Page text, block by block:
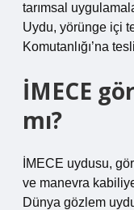
tarımsal
Uydu, yörünge içi
Komutanlığı’na
İMECE
mı?
İMECE uydusu,
ve manevra
Dünya gözlem